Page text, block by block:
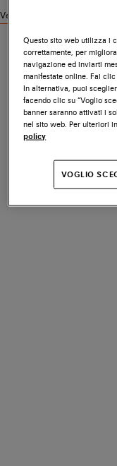
Vedi prodotti simili
Questo sito web utilizza i
correttamente, per
navigazione ed inviarti
manifestate online. Fai
In alternativa, puoi
facendo clic su “Voglio
banner saranno attivati i
nel sito web. Per ulteriori
policy
VOGLIO